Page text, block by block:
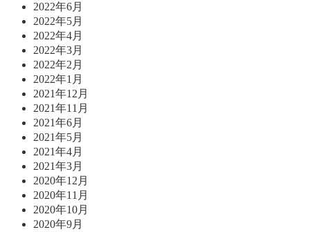
2022年6月
2022年5月
2022年4月
2022年3月
2022年2月
2022年1月
2021年12月
2021年11月
2021年6月
2021年5月
2021年4月
2021年3月
2020年12月
2020年11月
2020年10月
2020年9月